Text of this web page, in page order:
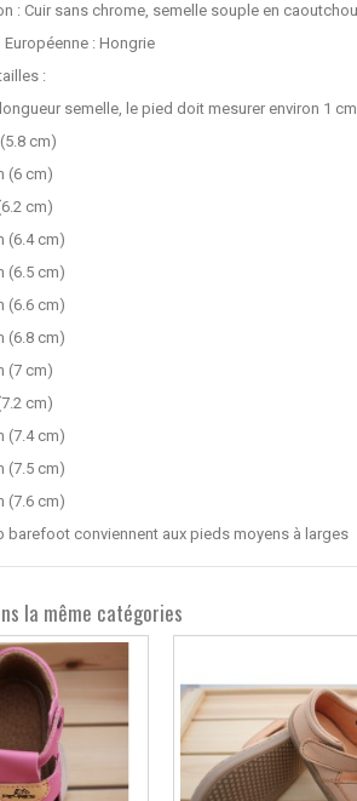
: Cuir sans chrome, semelle souple en
: Hongrie
:
semelle, le pied doit mesurer environ 1
cm)
(6 cm)
cm)
(6.4 cm)
(6.5 cm)
(6.6 cm)
(6.8 cm)
(7 cm)
cm)
(7.4 cm)
(7.5 cm)
(7.6 cm)
barefoot conviennent aux pieds moyens à larges
la même catégories